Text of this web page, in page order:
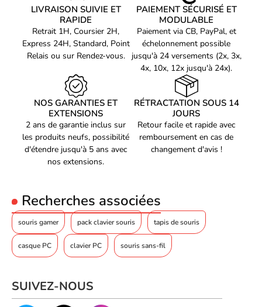
LIVRAISON SUIVIE ET
RAPIDE
Retrait 1H, Coursier 2H,
Express 24H, Standard, Point
Relais ou sur Rendez-vous.
PAIEMENT SÉCURISÉ ET
MODULABLE
Paiement via CB, PayPal, et
échelonnement possible
jusqu'à 24 versements (2x, 3x,
4x, 10x, 12x jusqu'à 24x).
NOS GARANTIES ET
EXTENSIONS
2 ans de garantie inclus sur
les produits neufs, possibilité
d'étendre jusqu'à 5 ans avec
nos extensions.
RÉTRACTATION SOUS 14
JOURS
Retour facile et rapide avec
remboursement en cas de
changement d'avis !
Recherches associées
souris gamer pack clavier souris tapis de souris
casque PC clavier PC souris sans-fil
SUIVEZ-NOUS